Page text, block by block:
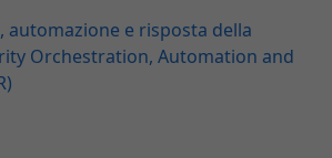
automazione e risposta della
Orchestration, Automation and